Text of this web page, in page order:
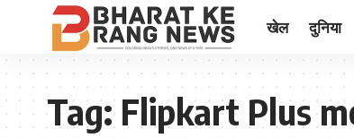
खेल दुनिया
Tag:Flipkart Plus